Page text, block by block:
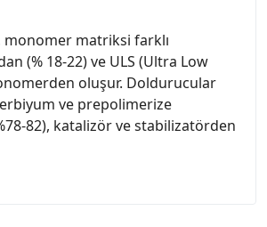
monomer matriksi farklı
(% 18-22) ve ULS (Ultra Low
oluşur. Doldurucular
ve prepolimerize
82), katalizör ve stabilizatörden